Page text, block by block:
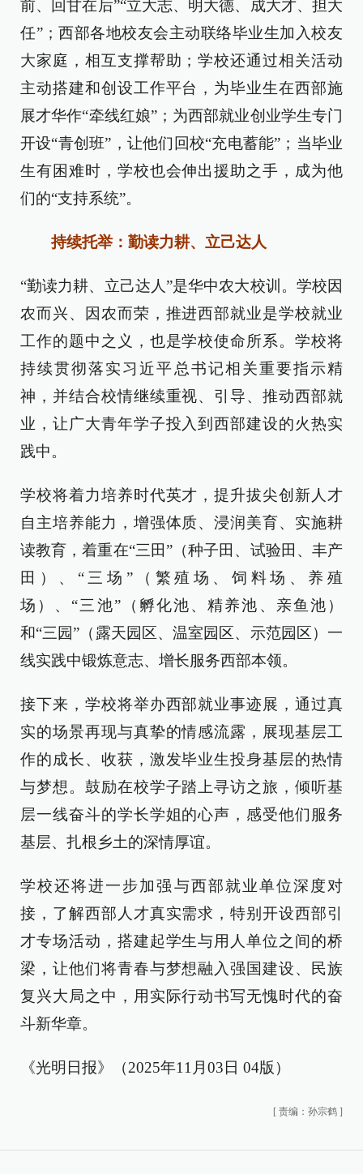
前、回甘在后”“立大志、明大德、成大才、担大
任”；西部各地校友会主动联络毕业生加入校友
大家庭，相互支撑帮助；学校还通过相关活动
主动搭建和创设工作平台，为毕业生在西部施
展才华作“牵线红娘”；为西部就业创业学生专门
开设“青创班”，让他们回校“充电蓄能”；当毕业
生有困难时，学校也会伸出援助之手，成为他
们的“支持系统”。
持续托举：勤读力耕、立己达人
“勤读力耕、立己达人”是华中农大校训。学校因
农而兴、因农而荣，推进西部就业是学校就业
工作的题中之义，也是学校使命所系。学校将
持续贯彻落实习近平总书记相关重要指示精
神，并结合校情继续重视、引导、推动西部就
业，让广大青年学子投入到西部建设的火热实
践中。
学校将着力培养时代英才，提升拔尖创新人才
自主培养能力，增强体质、浸润美育、实施耕
读教育，着重在“三田”（种子田、试验田、丰产
田）、“三场”（繁殖场、饲料场、养殖
场）、“三池”（孵化池、精养池、亲鱼池）
和“三园”（露天园区、温室园区、示范园区）一
线实践中锻炼意志、增长服务西部本领。
接下来，学校将举办西部就业事迹展，通过真
实的场景再现与真挚的情感流露，展现基层工
作的成长、收获，激发毕业生投身基层的热情
与梦想。鼓励在校学子踏上寻访之旅，倾听基
层一线奋斗的学长学姐的心声，感受他们服务
基层、扎根乡土的深情厚谊。
学校还将进一步加强与西部就业单位深度对
接，了解西部人才真实需求，特别开设西部引
才专场活动，搭建起学生与用人单位之间的桥
梁，让他们将青春与梦想融入强国建设、民族
复兴大局之中，用实际行动书写无愧时代的奋
斗新华章。
《光明日报》（2025年11月03日 04版）
[ 责编：孙宗鹤 ]